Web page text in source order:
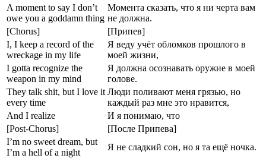
A moment to say I don’t
owe you a goddamn thing
Момента сказать, что я ни черта вам
не должна.
[Chorus]
[Припев]
I, I keep a record of the
wreckage in my life
Я веду учёт обломков прошлого в
моей жизни,
I gotta recognize the
weapon in my mind
Я должна осознавать оружие в моей
голове.
They talk shit, but I love it
every time
Люди поливают меня грязью, но
каждый раз мне это нравится,
And I realize
И я понимаю, что
[Post-Chorus]
[После Припева]
I’m no sweet dream, but
I’m a hell of a night
Я не сладкий сон, но я та ещё ночка.